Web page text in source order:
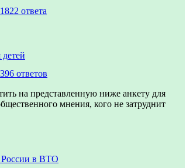
1822 ответа
396 ответов
на представленную ниже анкету для
мнения, кого не затруднит
России в ВТО